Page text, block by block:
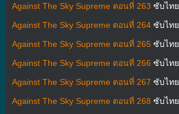
Against The Sky Supreme ตอนที่ 263 ซับไทย
Against The Sky Supreme ตอนที่ 264ซับไทย
Against The Sky Supreme ตอนที่ 265ซับไทย
Against The Sky Supreme ตอนที่ 266 ซับไทย
Against The Sky Supreme ตอนที่ 267 ซับไทย
Against The Sky Supreme ตอนที่ 268 ซับไทย